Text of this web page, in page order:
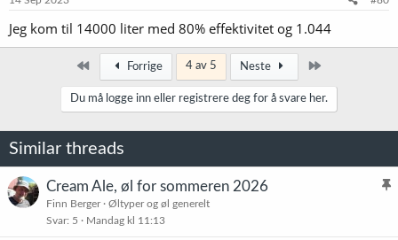
Jeg kom til 14000 liter med 80% effektivitet og 1.044
Først Forrige 4 av 5 Neste
Du må logge inn eller registrere deg for å svare her.
Similar threads
K
Cream Ale, øl for sommeren 2026
Finn Berger
Øltyper og øl generelt
Svar 5 Mandag kl 11:13